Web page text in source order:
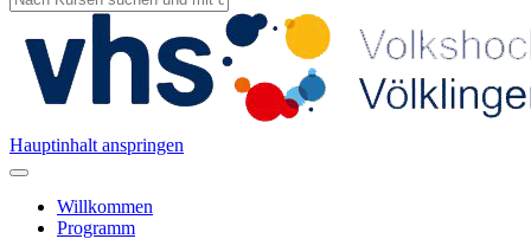
Hauptinhalt anspringen
Willkommen
Programm